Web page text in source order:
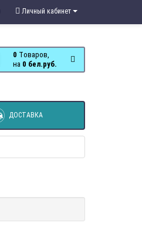
Личный кабинет
0 Tоваров,
на
0 бел.руб.
ДОСТАВКА